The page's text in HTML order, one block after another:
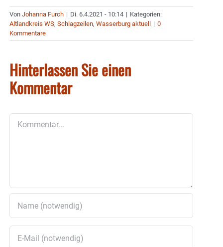
Von Johanna Furch | Di. 6.4.2021 - 10:14 | Kategorien:
Altlandkreis WS, Schlagzeilen, Wasserburg aktuell | 0
Kommentare
Hinterlassen Sie einen
Kommentar